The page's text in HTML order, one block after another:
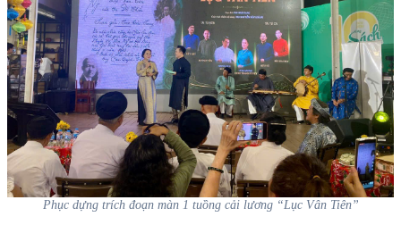
Phục dựng trích đoạn màn 1 tuồng cải lương “Lục Vân Tiên”